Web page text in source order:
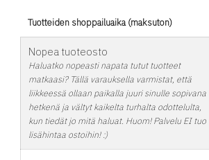
Tuotteiden shoppailuaika (maksuton)
Nopea tuoteosto
Haluatko nopeasti napata tutut tuotteet
matkaasi? Tällä varauksella varmistat, että
liikkeessä ollaan paikalla juuri sinulle sopivana
hetkenä ja vältyt kaikelta turhalta odottelulta,
kun tiedät jo mitä haluat. Huom! Palvelu EI tuo
lisähintaa ostoihin! :)